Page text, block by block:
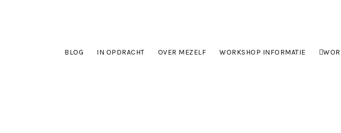
BLOG IN OPDRACHT OVER MEZELF WORKSHOP INFORMATIE